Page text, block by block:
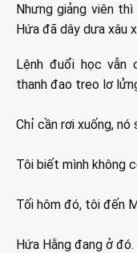
Nhưng giảng viên
Hứa đã dây dưa xâu
Lệnh đuổi học vẫn
thanh đao treo lơ
Chỉ cần rơi xuống,
Tôi biết mình không
Tối hôm đó, tôi đến
Hứa Hằng đang ở đó.